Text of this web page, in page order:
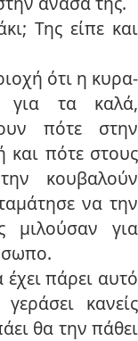
Της είπε και
ότι η κυρα-
για τα καλά,
πότε στην
και πότε στους
κουβαλούν
να την
μιλούσαν για
έχει πάρει αυτό
κανείς
θα την πάθει